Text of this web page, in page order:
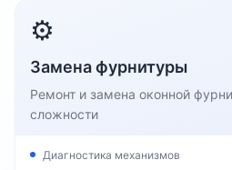
⚙️
Замена фурнитуры
Ремонт и замена оконной
сложности
Диагностика механизмов